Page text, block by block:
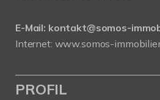
E-Mail: kontakt@somos-
Internet: www.somos-
PROFIL